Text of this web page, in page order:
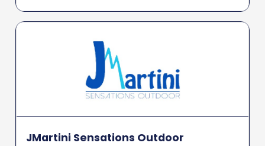
JMartini Sensations Outdoor